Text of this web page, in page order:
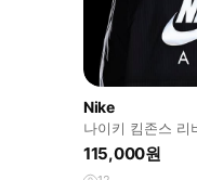
Nike
나이키 킴존스 리
115,000원